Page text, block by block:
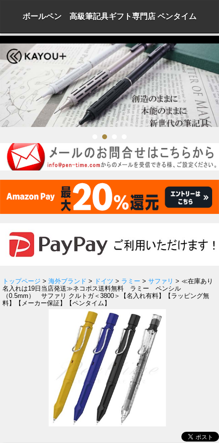
ボールペン 高級筆記具ギフト専門店 ペンタイム
トップページ > 海外ブランド > ドイツ > ラミー > サファリ > ≪在庫あり
名入れは19日当店発送≫ネコポス送料無料 ラミー ペンシル
（0.5mm） サファリ クルトガ＜3800＞【名入れ有料】【ラッピング無
料】【メーカー保証】【ペンタイム】